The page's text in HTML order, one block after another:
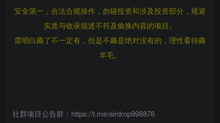
安全第一，合法合规操作，勿碰投资和涉及投资部分，规避
实质与收录描述不符及偷换内容的项目。
需明白薅了不一定有，但是不薅是绝对没有的，理性看待薅
羊毛。
社群项目公告群：https://t.me/airdrop998876